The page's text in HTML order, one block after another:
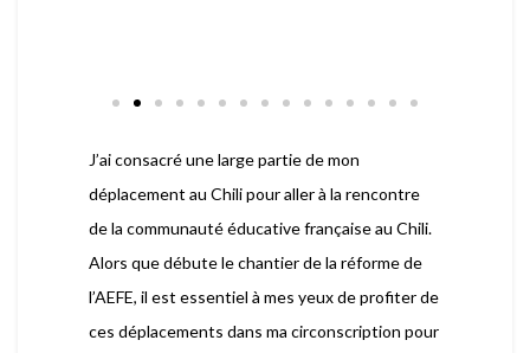
J’ai consacré une large partie de mon
déplacement au Chili pour aller à la rencontre
de la communauté éducative française au Chili.
Alors que débute le chantier de la réforme de
l’AEFE, il est essentiel à mes yeux de profiter de
ces déplacements dans ma circonscription pour